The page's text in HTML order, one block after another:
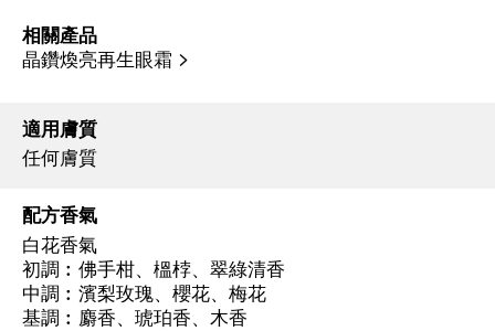
相關產品
晶鑽煥亮再生眼霜 >
適用膚質
任何膚質
配方香氣
白花香氣
初調︰佛手柑、榲桲、翠綠清香
中調︰濱梨玫瑰、櫻花、梅花
基調︰麝香、琥珀香、木香